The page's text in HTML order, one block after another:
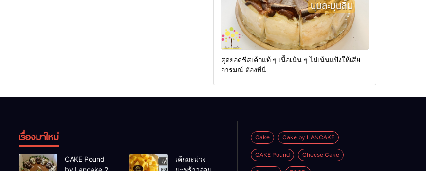
สุดยอดชีสเค้กแท้ ๆ เนื้อเน้น ๆ ไม่เน้นแป้งให้เสีย
อารมณ์ ต้องที่นี่
เรื่องมาใหม่
CAKE Pound
by Lancake 2
เค้กมะม่วง
มะพร้าวอ่อน
Cake Cake by LANCAKE
CAKE Pound Cheese Cake